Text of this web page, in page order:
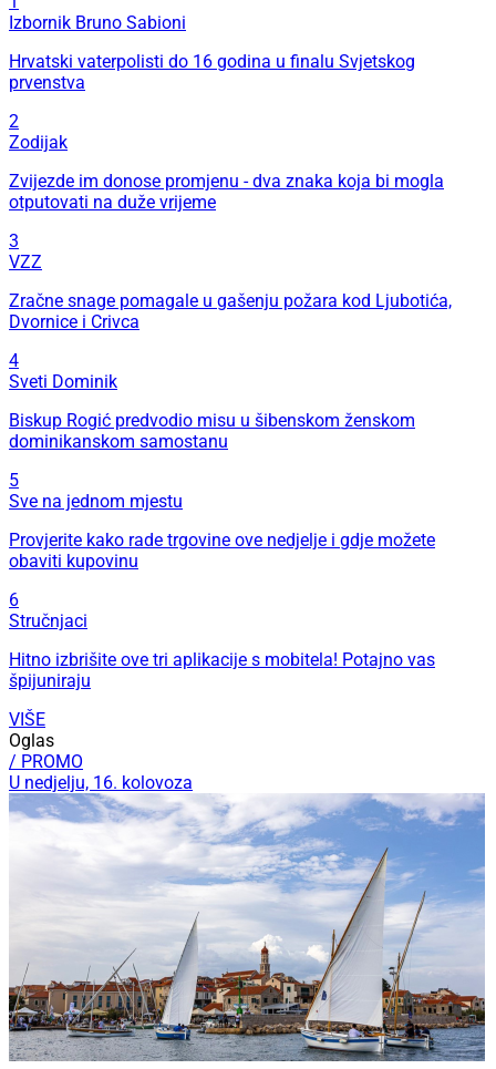
Izbornik Bruno Sabioni
Hrvatski vaterpolisti do 16 godina u finalu Svjetskog
prvenstva
2
Zodijak
Zvijezde im donose promjenu - dva znaka koja bi mogla
otputovati na duže vrijeme
3
VZZ
Zračne snage pomagale u gašenju požara kod Ljubotića,
Dvornice i Crivca
4
Sveti Dominik
Biskup Rogić predvodio misu u šibenskom ženskom
dominikanskom samostanu
5
Sve na jednom mjestu
Provjerite kako rade trgovine ove nedjelje i gdje možete
obaviti kupovinu
6
Stručnjaci
Hitno izbrišite ove tri aplikacije s mobitela! Potajno vas
špijuniraju
VIŠE
Oglas
/ PROMO
U nedjelju, 16. kolovoza